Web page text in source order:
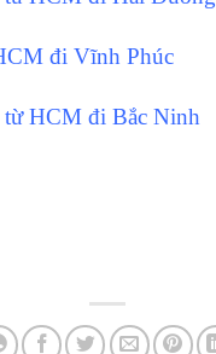
đi Vĩnh Phúc
từ HCM đi Bắc Ninh